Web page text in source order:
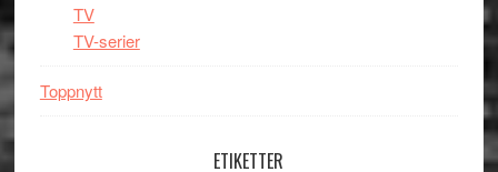
TV
TV-serier
Toppnytt
ETIKETTER